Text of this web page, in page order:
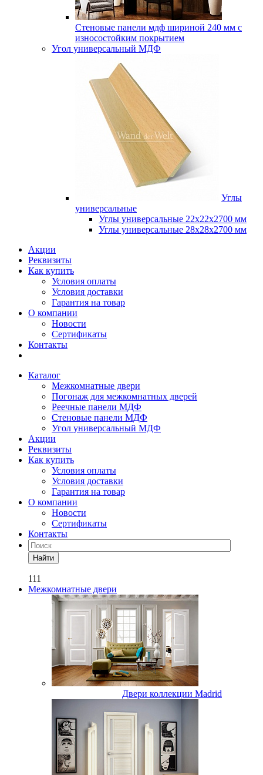
Стеновые панели мдф шириной 240 мм с
износостойким покрытием
Угол универсальный МДФ
Углы
универсальные
Углы универсальные 22х22х2700 мм
Углы универсальные 28х28х2700 мм
Акции
Реквизиты
Как купить
Условия оплаты
Условия доставки
Гарантия на товар
О компании
Новости
Сертификаты
Контакты
Каталог
Межкомнатные двери
Погонаж для межкомнатных дверей
Реечные панели МДФ
Стеновые панели МДФ
Угол универсальный МДФ
Акции
Реквизиты
Как купить
Условия оплаты
Условия доставки
Гарантия на товар
О компании
Новости
Сертификаты
Контакты
Найти
111
Межкомнатные двери
Двери коллекции Madrid